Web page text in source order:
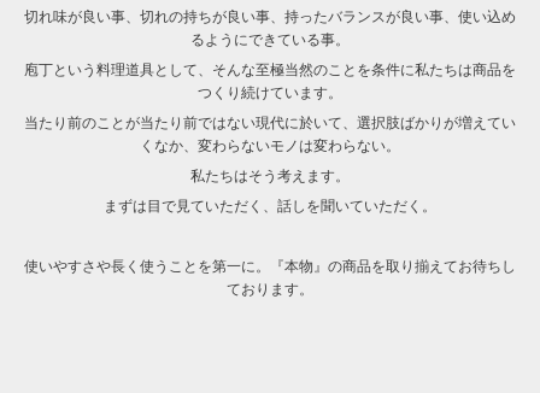
切れ味が良い事、切れの持ちが良い事、持ったバランスが良い事、使い込め
るようにできている事。
庖丁という料理道具として、そんな至極当然のことを条件に私たちは商品を
つくり続けています。
当たり前のことが当たり前ではない現代に於いて、選択肢ばかりが増えてい
くなか、変わらないモノは変わらない。
私たちはそう考えます。
まずは目で見ていただく、話しを聞いていただく。
使いやすさや長く使うことを第一に。『本物』の商品を取り揃えてお待ちし
ております。